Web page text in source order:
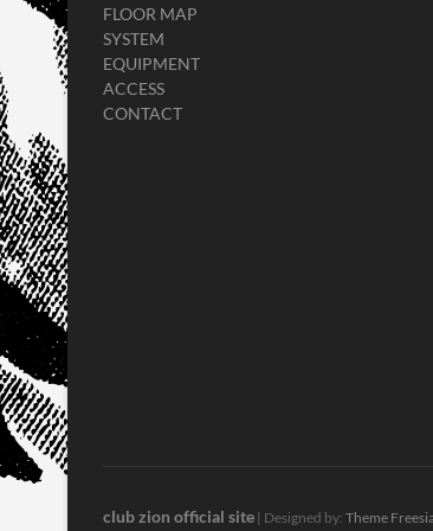
FLOOR MAP
SYSTEM
EQUIPMENT
ACCESS
CONTACT
club zion official site | Designed by: Theme